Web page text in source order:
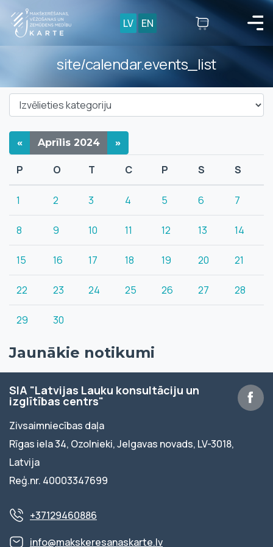
LV EN
site/calendar.events_list
« Aprīlis 2024 »
P O T C P S S
1 2 3 4 5 6 7
8 9 10 11 12 13 14
15 16 17 18 19 20 21
22 23 24 25 26 27 28
29 30
Jaunākie notikumi
SIA "Latvijas Lauku konsultāciju un
izglītības centrs"
Zivsaimniecības daļa
Rīgas iela 34, Ozolnieki, Jelgavas novads, LV-3018,
Latvija
Reģ.nr. 40003347699
+37129460886
info@makskeresanaskarte.lv